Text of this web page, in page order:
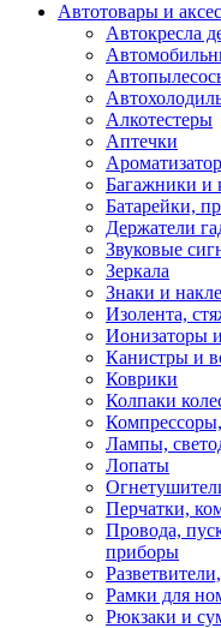
Автотовары и
Автокресла
Алкотестеры
Аптечки
Багажники и
Батарейки,
Держатели
Звуковые
Зеркала
Знаки и
Изолента,
Ионизаторы
Канистры и
Коврики
Колпаки
Лампы,
Лопаты
Перчатки,
Провода,
приборы
Рамки для
Рюкзаки и